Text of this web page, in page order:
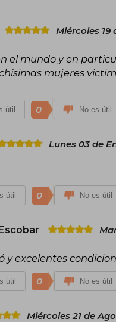
Miércoles 19
el mundo y en
mujeres
útil 0 No es útil
Lunes 03 de
útil 0 No es útil
y excelentes
útil 0 No es útil
Miércoles 21 de